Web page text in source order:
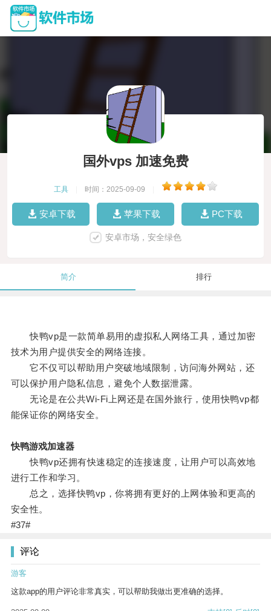
国外vps 加速免费
工具 时间：2025-09-09
安卓下载 苹果下载 PC下载
安卓市场，安全绿色
简介 排行
快鸭vp是一款简单易用的虚拟私人网络工具，通过加密
技术为用户提供安全的网络连接。
它不仅可以帮助用户突破地域限制，访问海外网站，还
可以保护用户隐私信息，避免个人数据泄露。
无论是在公共Wi-Fi上网还是在国外旅行，使用快鸭vp都
能保证你的网络安全。
快鸭游戏加速器
快鸭vp还拥有快速稳定的连接速度，让用户可以高效地
进行工作和学习。
总之，选择快鸭vp，你将拥有更好的上网体验和更高的
安全性。
#37#
评论
游客
这款app的用户评论非常真实，可以帮助我做出更准确的选择。